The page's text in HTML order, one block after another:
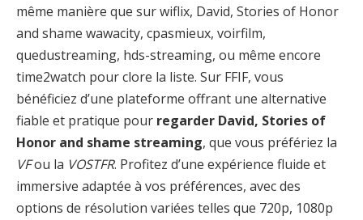
même manière que sur wiflix, David, Stories of Honor
and shame wawacity, cpasmieux, voirfilm,
quedustreaming, hds-streaming, ou même encore
time2watch pour clore la liste. Sur FFIF, vous
bénéficiez d’une plateforme offrant une alternative
fiable et pratique pour regarder David, Stories of
Honor and shame streaming, que vous préfériez la
VFou la VOSTFR. Profitez d’une expérience fluide et
immersive adaptée à vos préférences, avec des
options de résolution variées telles que 720p, 1080p